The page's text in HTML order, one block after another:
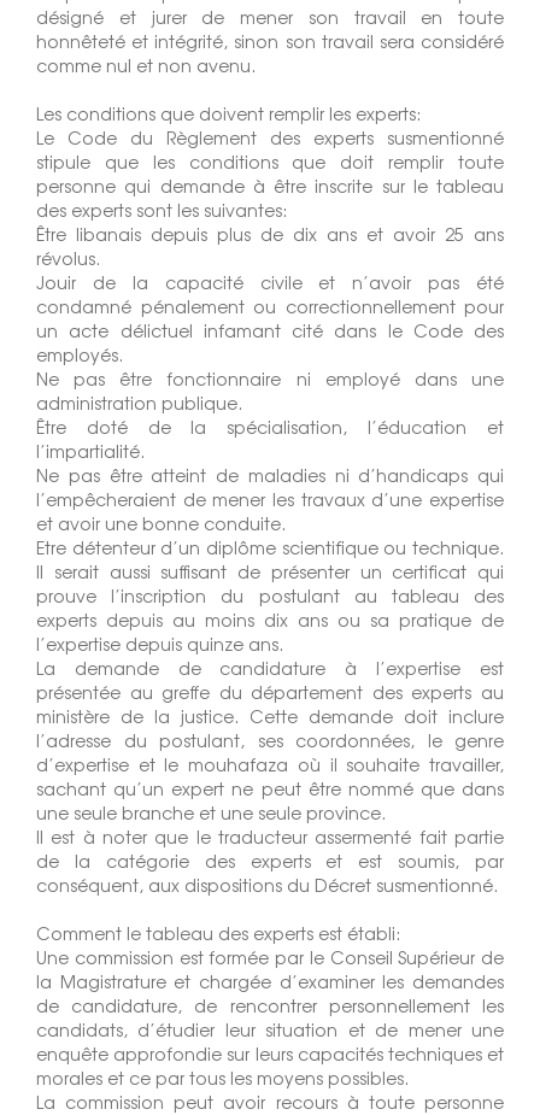
désigné et jurer de mener son travail en toute
honnêteté et intégrité, sinon son travail sera considéré
comme nul et non avenu.
Les conditions que doivent remplir les experts:
Le Code du Règlement des experts susmentionné
stipule que les conditions que doit remplir toute
personne qui demande à être inscrite sur le tableau
des experts sont les suivantes:
Être libanais depuis plus de dix ans et avoir 25 ans
révolus.
Jouir de la capacité civile et n’avoir pas été
condamné pénalement ou correctionnellement pour
un acte délictuel infamant cité dans le Code des
employés.
Ne pas être fonctionnaire ni employé dans une
administration publique.
Être doté de la spécialisation, l’éducation et
l’impartialité.
Ne pas être atteint de maladies ni d’handicaps qui
l’empêcheraient de mener les travaux d’une expertise
et avoir une bonne conduite.
Etre détenteur d’un diplôme scientifique ou technique.
Il serait aussi suffisant de présenter un certificat qui
prouve l’inscription du postulant au tableau des
experts depuis au moins dix ans ou sa pratique de
l’expertise depuis quinze ans.
La demande de candidature à l’expertise est
présentée au greffe du département des experts au
ministère de la justice. Cette demande doit inclure
l’adresse du postulant, ses coordonnées, le genre
d’expertise et le mouhafaza où il souhaite travailler,
sachant qu’un expert ne peut être nommé que dans
une seule branche et une seule province.
Il est à noter que le traducteur assermenté fait partie
de la catégorie des experts et est soumis, par
conséquent, aux dispositions du Décret susmentionné.
Comment le tableau des experts est établi:
Une commission est formée par le Conseil Supérieur de
la Magistrature et chargée d’examiner les demandes
de candidature, de rencontrer personnellement les
candidats, d’étudier leur situation et de mener une
enquête approfondie sur leurs capacités techniques et
morales et ce par tous les moyens possibles.
La commission peut avoir recours à toute personne